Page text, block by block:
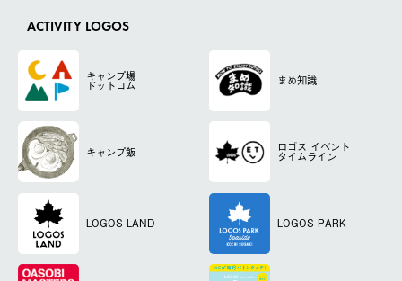
ACTIVITY LOGOS
キャンプ場
ドットコム まめ知識
キャンプ飯 ロゴス イベント
タイムライン
LOGOS LAND LOGOS PARK